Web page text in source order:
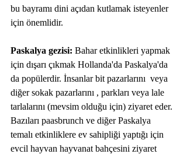
bu bayramı dini açıdan kutlamak isteyenler
için önemlidir.
Paskalya gezisi: Bahar etkinlikleri yapmak
için dışarı çıkmak Hollanda'da Paskalya'da
da popülerdir. İnsanlar bit pazarlarını  veya
diğer sokak pazarlarını , parkları veya lale
tarlalarını (mevsim olduğu için) ziyaret eder.
Bazıları paasbrunch ve diğer Paskalya
temalı etkinliklere ev sahipliği yaptığı için
evcil hayvan hayvanat bahçesini ziyaret